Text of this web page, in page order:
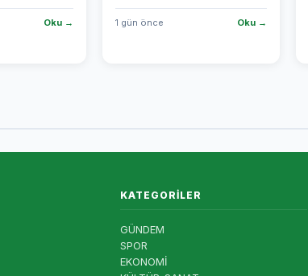
Oku → 1 gün önce Oku →
KATEGORILER
GÜNDEM
SPOR
EKONOMİ